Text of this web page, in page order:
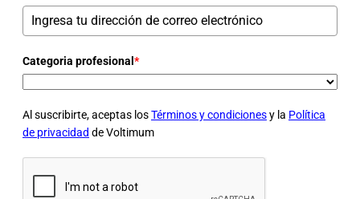
Categoria profesional *
Al suscribirte, aceptas losTérminos y condicionesy la Política
de privacidad de Voltimum